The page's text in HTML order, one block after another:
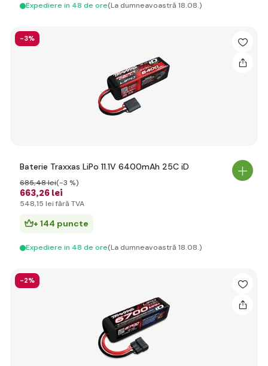
Expediere in 48 de ore(La dumneavoastră 18.08.)
-3%
Baterie Traxxas LiPo 11.1V 6400mAh 25C iD
663,26 lei
685,48 lei(-3 %)
548,15 lei fără TVA
+ 144 puncte
Expediere in 48 de ore(La dumneavoastră 18.08.)
-2%